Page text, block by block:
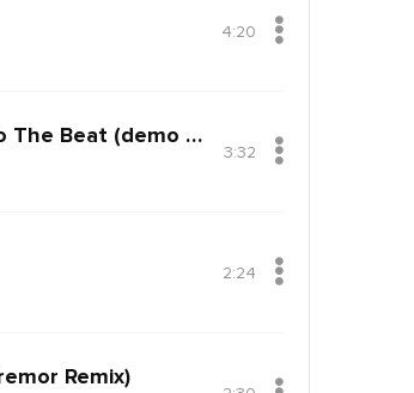
4:20
Back That Up To The Beat (demo Version)
3:32
2:24
Remix)